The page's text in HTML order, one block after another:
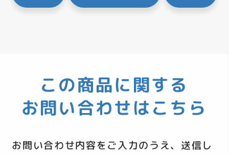
この商品に関する
お問い合わせはこちら
お問い合わせ内容をご入力のうえ、送信し